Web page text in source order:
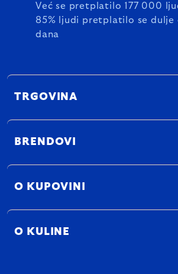
Već se pretplatilo 177 000
85% ljudi pretplatilo se dulje
dana
TRGOVINA
BRENDOVI
O KUPOVINI
O KULINE